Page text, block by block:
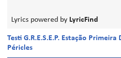
Lyrics powered by LyricFind
Testi G.R.E.S.E.P. Estação
Péricles